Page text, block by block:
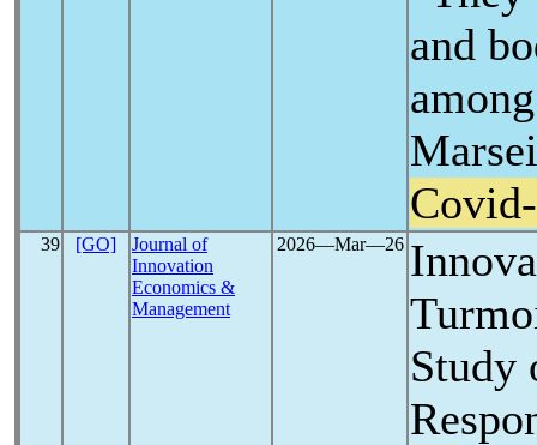
and
39 [GO]
Journal of
Innovation
Economics &
Management
2026―Mar―26
Study